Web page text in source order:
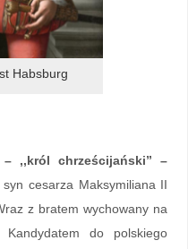
Habsburg
– ,,król chrześcijański” –
cesarza Maksymiliana II
z bratem wychowany na
Kandydatem do polskiego